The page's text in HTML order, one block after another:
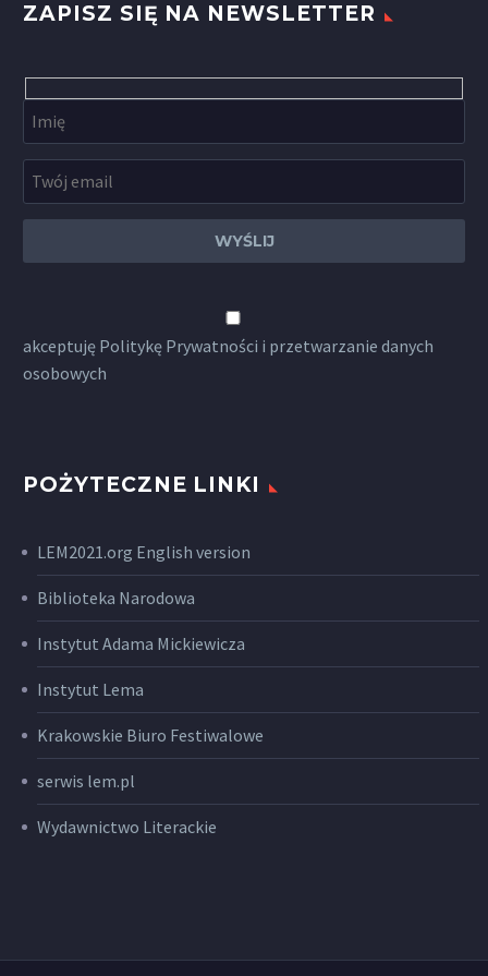
ZAPISZ SIĘ NA NEWSLETTER
akceptuję Politykę Prywatności i przetwarzanie danych
osobowych
POŻYTECZNE LINKI
LEM2021.org English version
Biblioteka Narodowa
Instytut Adama Mickiewicza
Instytut Lema
Krakowskie Biuro Festiwalowe
serwis lem.pl
Wydawnictwo Literackie